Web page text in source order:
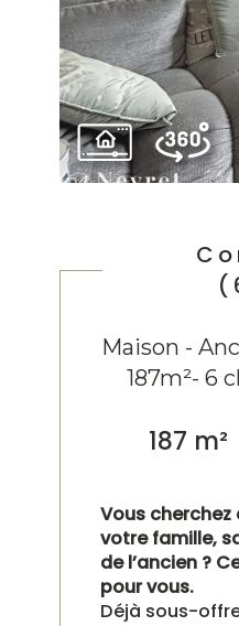
Maison -
187m²- 6
187 m²
Vous cherchez
votre famille,
de l’ancien ?
pour vous.
Déjà sous-